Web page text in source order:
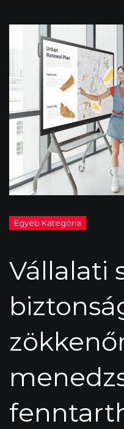
Vállalati